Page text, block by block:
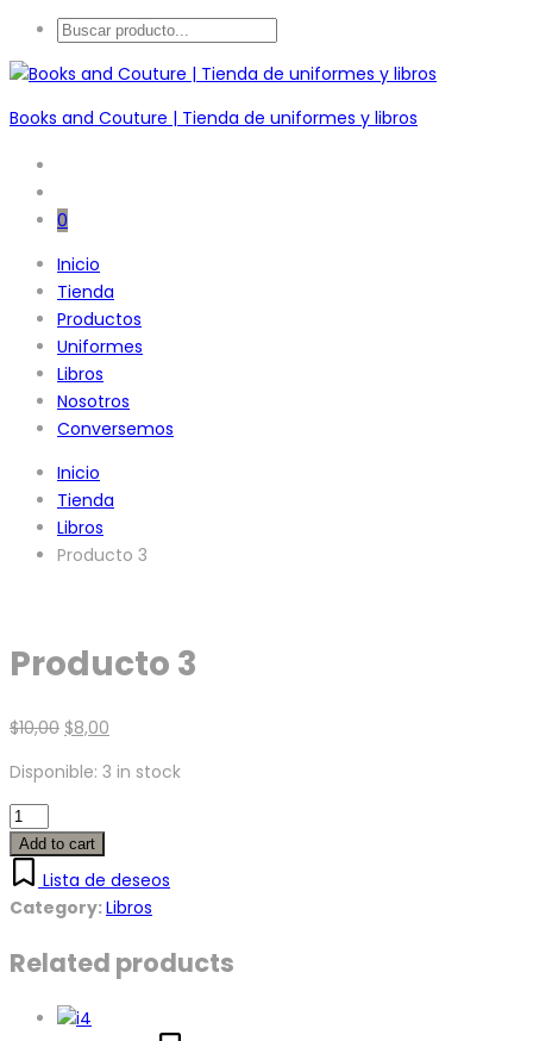
Books and Couture | Tienda de uniformes y libros
0
Inicio
Tienda
Productos
Uniformes
Libros
Nosotros
Conversemos
Inicio
Tienda
Libros
Producto 3
Producto 3
$10,00 Original
was:
$8,00
is:
Disponible: 3 in stock
Producto
3
quantity
Add to cart
Lista de deseos
Category:Libros
Related products